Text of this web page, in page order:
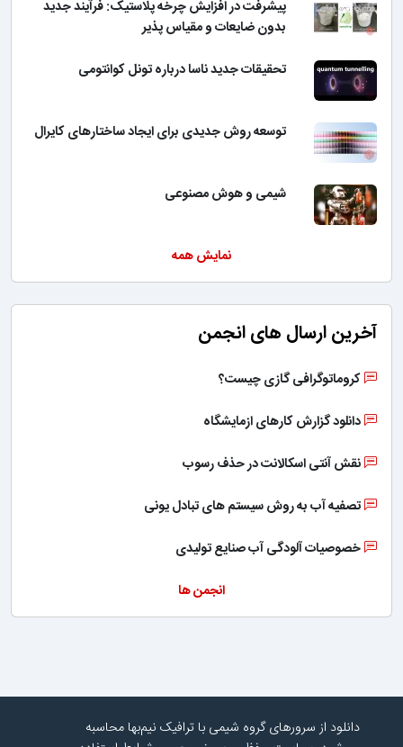
پیشرفت در افزایش چرخه پلاستیک: فرآیند جدید
بدون ضایعات و مقیاس پذیر
تحقیقات جدید ناسا درباره تونل کوانتومی
توسعه روش جدیدی برای ایجاد ساختارهای کایرال
شیمی و هوش مصنوعی
نمایش همه
آخرین ارسال های انجمن
کروماتوگرافی گازی چیست؟
دانلود گزارش کارهای ازمایشگاه
نقش آنتی اسکالانت در حذف رسوب
تصفیه آب به روش سیستم های تبادل یونی
خصوصیات آلودگی آب صنایع تولیدی
انجمن ها
دانلود از سرورهای گروه شیمی با ترافیک نیم‌بها محاسبه